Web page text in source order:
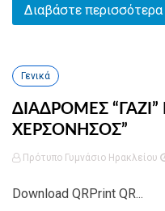
Διαβάστε περισσότερα
Γενικά
ΔΙΑΔΡΟΜΕΣ “ΓΑΖΙ”
ΧΕΡΣΟΝΗΣΟΣ”
Πρότυπο Γυμνάσιο Ηρακλείου
Download QRPrint QR...